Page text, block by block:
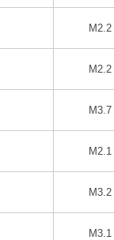
M2.2
M2.2
M3.7
M2.1
M3.2
M3.1